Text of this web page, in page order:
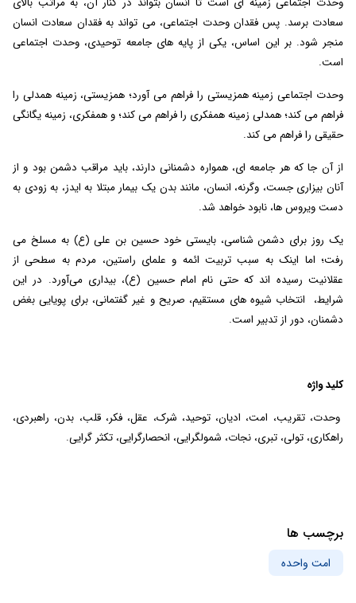
سعادت برسد. پس فقدان وحدت اجتماعی، می تواند به فقدان سعادت انسان
منجر شود. بر این اساس، یکی از پایه های جامعه توحیدی، وحدت اجتماعی
است.
وحدت اجتماعی زمینه همزیستی را فراهم می آورد؛ همزیستی، زمینه همدلی را
فراهم می کند؛ همدلی زمینه همفکری را فراهم می کند؛ و همفکری، زمینه یگانگی
حقیقی را فراهم می کند.
از آن جا که هر جامعه ای، همواره دشمنانی دارند، باید مراقب دشمن بود و از
آنان بیزاری جست، وگرنه، انسان، مانند بدن یک بیمار مبتلا به ایدز، به زودی به
دست ویروس ها، نابود خواهد شد.
یک روز برای دشمن شناسی، بایستی خود حسین ‌بن علی (ع) به مسلخ می
رفت؛ اما اینک به سبب تربیت ائمه و علمای راستین، مردم به سطحی از
عقلانیت رسیده اند که حتی نام امام حسین (ع)، بیداری می‌آورد. در این
شرایط، انتخاب شیوه های مستقیم، صریح و غیر گفتمانی، برای پویایی بغض
دشمنان، دور از تدبیر است.
کلید واژه
وحدت، تقریب، امت، ادیان، توحید، شرک، عقل، فکر، قلب، بدن، راهبردی،
راهکاری، تولی، تبری، نجات، شمولگرایی، انحصارگرایی، تکثر گرایی.
برچسب ها
امت واحده